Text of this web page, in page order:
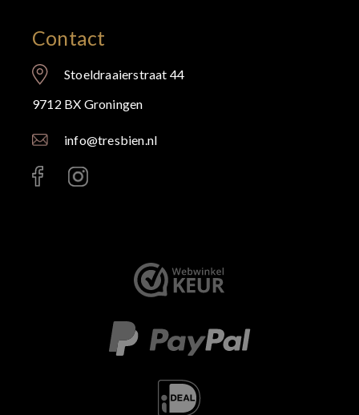
Contact
Stoeldraaierstraat 44
9712 BX Groningen
info@tresbien.nl